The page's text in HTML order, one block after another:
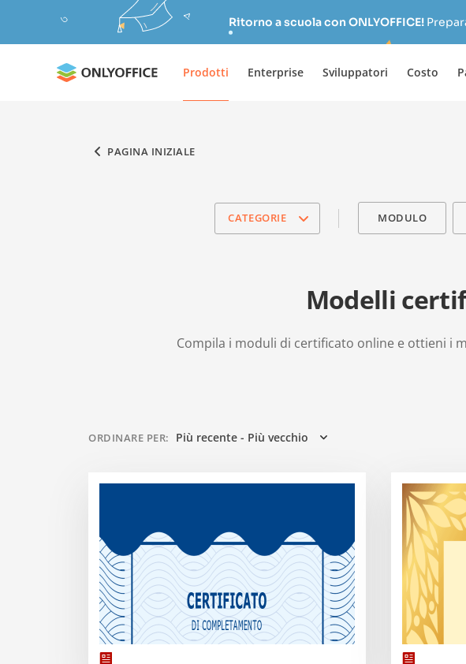
Ritorno a scuola con ONLYOFFICE!
Prodotti Enterprise Sviluppatori Costo
PAGINA INIZIALE
CATEGORIE MODULO
Modelli
Compila i moduli di certificato online e ottieni i
ORDINARE PER: Più recente - Più vecchio